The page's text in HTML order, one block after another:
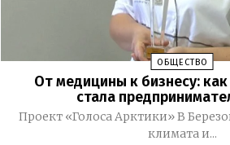
ОБЩЕСТВО
От медицины к бизнесу:
стала
Проект «Голоса Арктики» В Березово, в краю сурового
климата и...